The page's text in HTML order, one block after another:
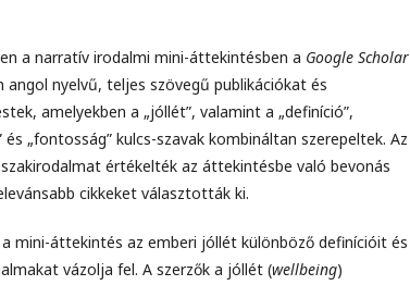
a narratív irodalmi mini-áttekintésben a Google Scholar
angol nyelvű, teljes szövegű publikációkat és
amelyekben a „jóllét”, valamint a „definíció”,
és „fontosság” kulcs-szavak kombináltan szerepeltek. Az
értékelték az áttekintésbe való bevonás
cikkeket választották ki.
a mini-áttekintés az emberi jóllét különböző definícióit és
vázolja fel. A szerzők a jóllét (wellbeing)